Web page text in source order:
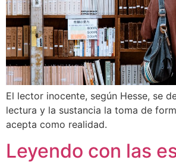
El lector inocente, según Hesse, se
lectura y la sustancia la toma de
acepta como realidad.
Leyendo con las